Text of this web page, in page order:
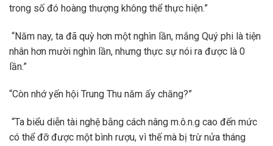
trong số đó hoàng thượng không thể thực hiện.”
“Năm nay, ta đã quỳ hơn một nghìn lần, mắng Quý phi là tiện
nhân hơn mười nghìn lần, nhưng thực sự nói ra được là 0
lần.”
“Còn nhớ yến hội Trung Thu năm ấy chăng?”
“Ta biểu diễn tài nghệ bằng cách nâng m.ô.n.g cao đến mức
có thể đỡ được một bình rượu, vì thế mà bị trừ nửa tháng